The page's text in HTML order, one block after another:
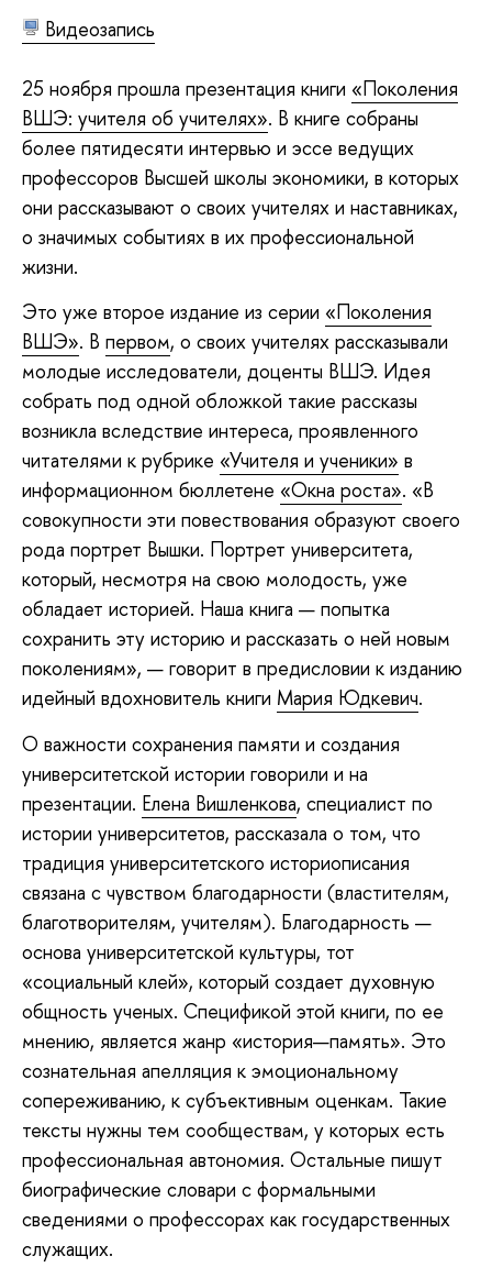
Видеозапись
25 ноября прошла презентация книги «Поколения
ВШЭ: учителя об учителях». В книге собраны
более пятидесяти интервью и эссе ведущих
профессоров Высшей школы экономики, в которых
они рассказывают о своих учителях и наставниках,
о значимых событиях в их профессиональной
жизни.
Это уже второе издание из серии «Поколения
ВШЭ». В первом, о своих учителях рассказывали
молодые исследователи, доценты ВШЭ. Идея
собрать под одной обложкой такие рассказы
возникла вследствие интереса, проявленного
читателями к рубрике «Учителя и ученики» в
информационном бюллетене «Окна роста». «В
совокупности эти повествования образуют своего
рода портрет Вышки. Портрет университета,
который, несмотря на свою молодость, уже
обладает историей. Наша книга — попытка
сохранить эту историю и рассказать о ней новым
поколениям», — говорит в предисловии к изданию
идейный вдохновитель книги Мария Юдкевич.
О важности сохранения памяти и создания
университетской истории говорили и на
презентации. Елена Вишленкова, специалист по
истории университетов, рассказала о том, что
традиция университетского историописания
связана с чувством благодарности (властителям,
благотворителям, учителям). Благодарность —
основа университетской культуры, тот
«социальный клей», который создает духовную
общность ученых. Спецификой этой книги, по ее
мнению, является жанр «история—память». Это
сознательная апелляция к эмоциональному
сопереживанию, к субъективным оценкам. Такие
тексты нужны тем сообществам, у которых есть
профессиональная автономия. Остальные пишут
биографические словари с формальными
сведениями о профессорах как государственных
служащих.